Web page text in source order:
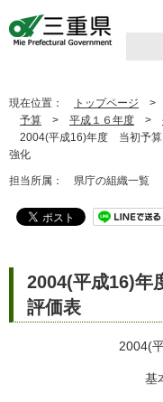
現在位置： トップページ >
予算 > 平成１６年度 >
2004(平成16)年度 当初予算
強化
担当所属： 県庁の組織一覧
2004(平成16)
評価表
2004(
基